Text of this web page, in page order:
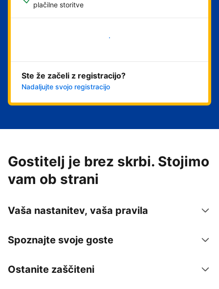
plačilne storitve
Ste že začeli z registracijo?
Nadaljujte svojo registracijo
Gostitelj je brez skrbi. Stojimo
vam ob strani
Vaša nastanitev, vaša pravila
Spoznajte svoje goste
Ostanite zaščiteni